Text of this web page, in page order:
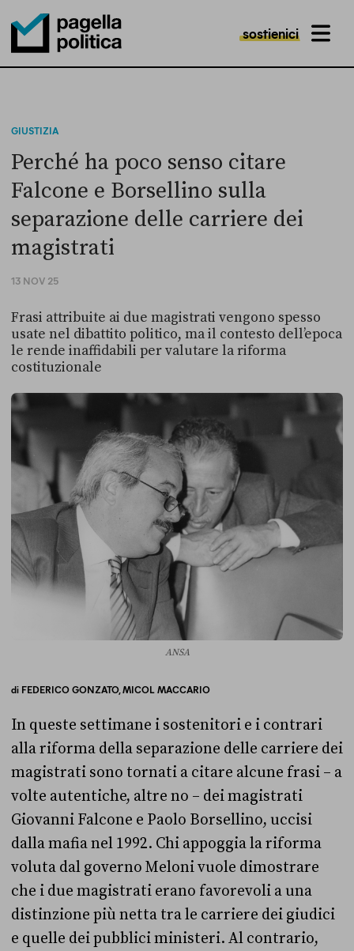
Pagella Politica Logo
sostienici MENU
GIUSTIZIA
Perché ha poco senso citare
Falcone e Borsellino sulla
separazione delle carriere dei
magistrati
13 NOV 25
Frasi attribuite ai due magistrati vengono spesso
usate nel dibattito politico, ma il contesto dell’epoca
le rende inaffidabili per valutare la riforma
costituzionale
ANSA
di FEDERICO GONZATO, MICOL MACCARIO
In queste settimane i sostenitori e i contrari
alla riforma della separazione delle carriere dei
magistrati sono tornati a citare alcune frasi – a
volte autentiche, altre no – dei magistrati
Giovanni Falcone e Paolo Borsellino, uccisi
dalla mafia nel 1992. Chi appoggia la riforma
voluta dal governo Meloni vuole dimostrare
che i due magistrati erano favorevoli a una
distinzione più netta tra le carriere dei giudici
e quelle dei pubblici ministeri. Al contrario,